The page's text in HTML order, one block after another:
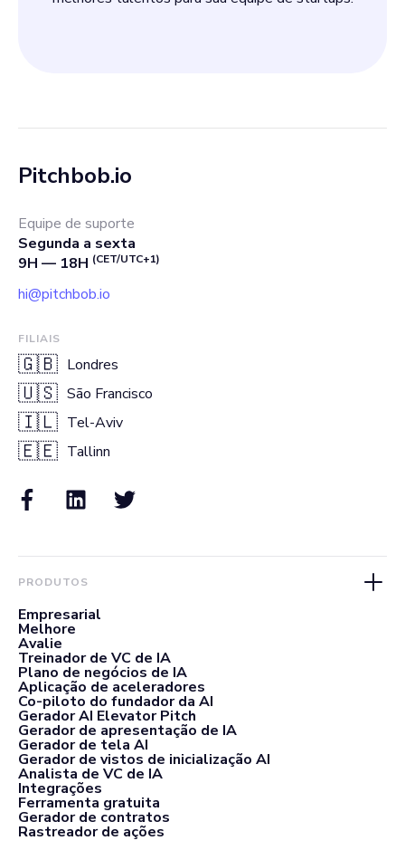
Pitchbob.io
Equipe de suporte
Segunda a sexta
9H — 18H (CET/UTC+1)
hi@pitchbob.io
FILIAIS
🇬🇧 Londres
🇺🇸 São Francisco
🇮🇱 Tel-Aviv
🇪🇪 Tallinn
PRODUTOS
Empresarial
Melhore
Avalie
Treinador de VC de IA
Plano de negócios de IA
Aplicação de aceleradores
Co-piloto do fundador da AI
Gerador AI Elevator Pitch
Gerador de apresentação de IA
Gerador de tela AI
Gerador de vistos de inicialização AI
Analista de VC de IA
Integrações
Ferramenta gratuita
Gerador de contratos
Rastreador de ações